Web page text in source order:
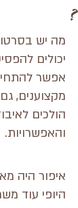
?
מה יש
יכולים
אפשר
מקצוענים,
הולכים
והאפשרויות.
איפור היה
היופי עוד